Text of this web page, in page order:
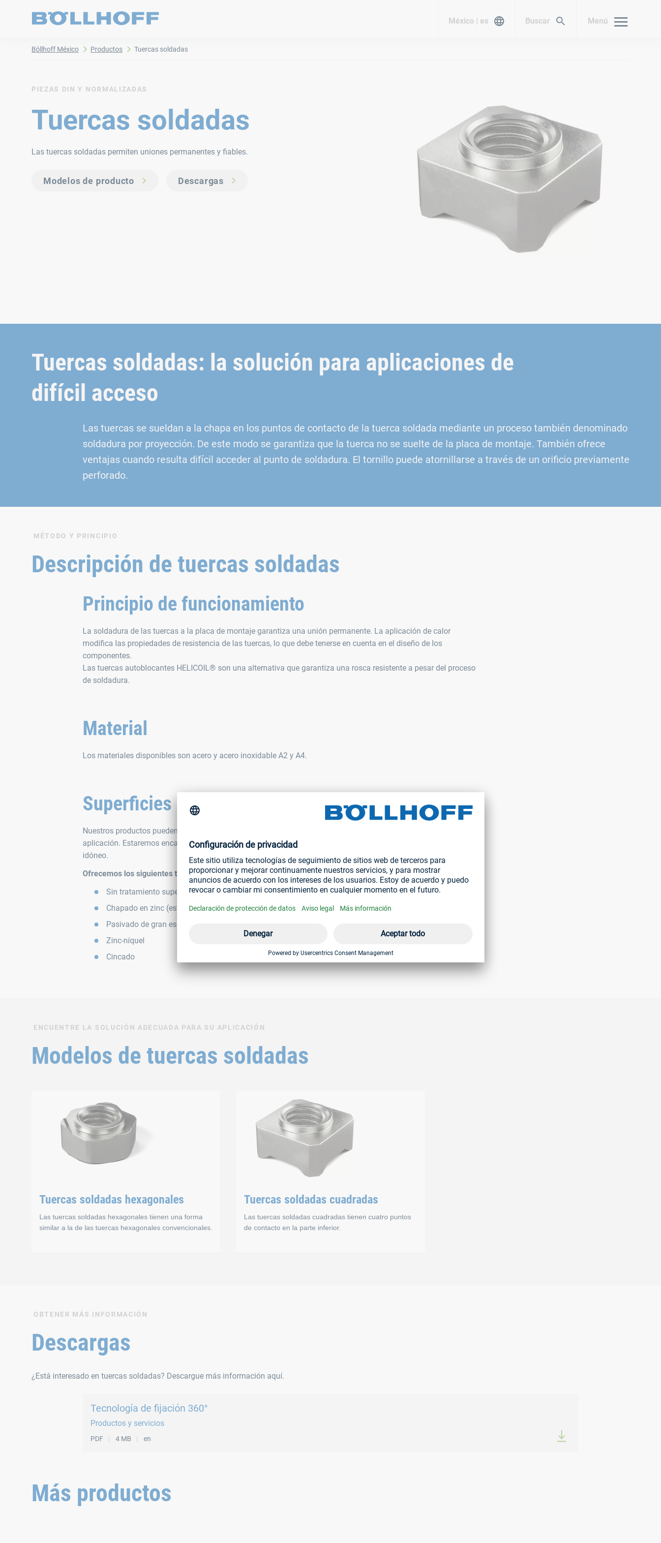
México | es Buscar Menú
Böllhoff México Productos Tuercas soldadas
PIEZAS DIN Y NORMALIZADAS
Tuercas soldadas
Las tuercas soldadas permiten uniones permanentes y fiables.
Modelos de producto Descargas
Tuercas soldadas: la solución para aplicaciones de
difícil acceso
Las tuercas se sueldan a la chapa en los puntos de contacto de la tuerca soldada mediante un proceso también denominado
soldadura por proyección. De este modo se garantiza que la tuerca no se suelte de la placa de montaje. También ofrece
ventajas cuando resulta difícil acceder al punto de soldadura. El tornillo puede atornillarse a través de un orificio previamente
perforado.
MÉTODO Y PRINCIPIO
Descripción de tuercas soldadas
Principio de funcionamiento
La soldadura de las tuercas a la placa de montaje garantiza una unión permanente. La aplicación de calor
modifica las propiedades de resistencia de las tuercas, lo que debe tenerse en cuenta en el diseño de los
componentes.
Las tuercas autoblocantes HELICOIL® son una alternativa que garantiza una rosca resistente a pesar del proceso
de soldadura.
Material
Los materiales disponibles son acero y acero inoxidable A2 y A4.
Superficies
Nuestros productos pueden someterse a diferentes tratamientos superficiales en función de los requisitos y la
aplicación. Estaremos encantados de ofrecerle asesoramiento personalizado sobre el sistema de tratamiento
idóneo.
Ofrecemos los siguientes tratamientos superficiales estándares:
Sin tratamiento superficial
Chapado en zinc (estándar del sector)
Pasivado de gran espesor
Zinc-níquel
Cincado
ENCUENTRE LA SOLUCIÓN ADECUADA PARA SU APLICACIÓN
Modelos de tuercas soldadas
Tuercas soldadas hexagonales
Las tuercas soldadas hexagonales tienen una forma
similar a la de las tuercas hexagonales convencionales.
Las tuercas soldadas hexagonales tienen una forma similar a la de las tuercas hexagonales convencionales. Cada esquina tiene un punto de contacto que se suelda de forma
Normas
DIN 929
Tuercas soldadas cuadradas
Las tuercas soldadas cuadradas tienen cuatro puntos
de contacto en la parte inferior.
DIN 928
OBTENER MÁS INFORMACIÓN
Descargas
¿Está interesado en tuercas soldadas? Descargue más información aquí.
Tecnología de fijación 360°
Productos y servicios
PDF 4 MB en
Más productos